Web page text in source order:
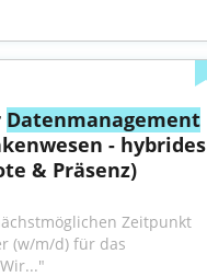
Datenmanagement
- hybrides
& Präsenz)
Zeitpunkt